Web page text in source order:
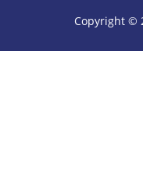
Copyright ©